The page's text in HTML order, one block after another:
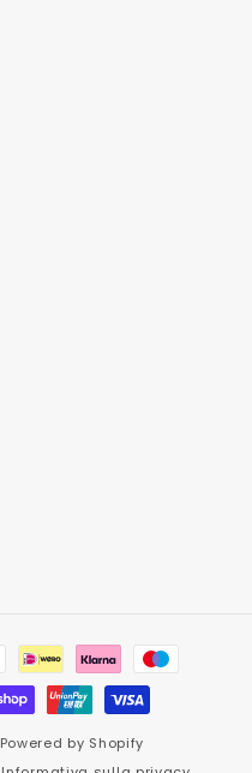
Powered by Shopify